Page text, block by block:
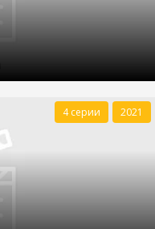
4 серии 2021